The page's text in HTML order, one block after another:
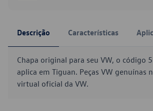
Descrição Características
Chapa original para seu VW, o código
aplica em Tiguan. Peças VW genuínas
virtual oficial da VW.